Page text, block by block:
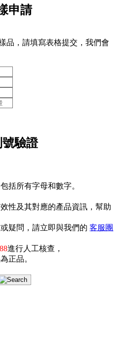
申請
品，請填寫表格提交，我們會
號驗證
括所有字母和數字。
性及其對應的產品資訊，幫助
疑問，請立即與我們的客服團
進行人工核查，
正品。